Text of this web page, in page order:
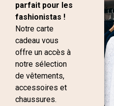
parfait pour les
fashionistas !
Notre carte
cadeau vous
offre un accès à
notre sélection
de vêtements,
accessoires et
chaussures.